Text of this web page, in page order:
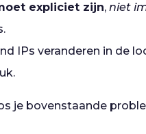
expliciet zijn,niet
IPs veranderen in de
je bovenstaande